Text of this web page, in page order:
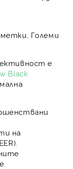
Големи
е
Black
на